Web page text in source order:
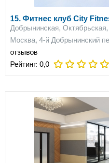
15. Фитнес клуб City
Добрынинская,
Москва, 4-й Добрынинский
отзывов
Рейтинг: 0,0